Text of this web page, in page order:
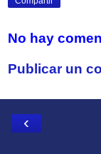
No hay
Publicar un
‹